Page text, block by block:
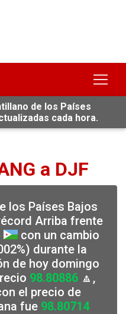
de los Países
cada hora.
a DJF
los Países Bajos
Arriba frente
con un cambio
durante la
de hoy domingo
98.80886 🔼,
el precio de
fue 98.80714